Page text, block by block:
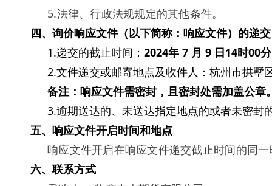
5.法律、行政法规规定的其他条件。
四、询价响应文件（以下简称：响应文件）的递交
1.递交的截止时间： 2024年 7 月 9 日14时00
2.文件递交或邮寄地点及收件人：杭州市拱
备注：响应文件需密封，且密封处需加盖公章
3.逾期送达的、未送达指定地点的或者未密封
五、响应文件开启时间和地点
响应文件开启在响应文件递交截止时间的同
六、联系方式